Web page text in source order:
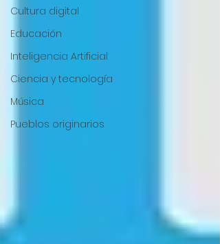
Cultura digital
Educación
Inteligencia Artificial
Ciencia y tecnología
Música
Pueblos originarios